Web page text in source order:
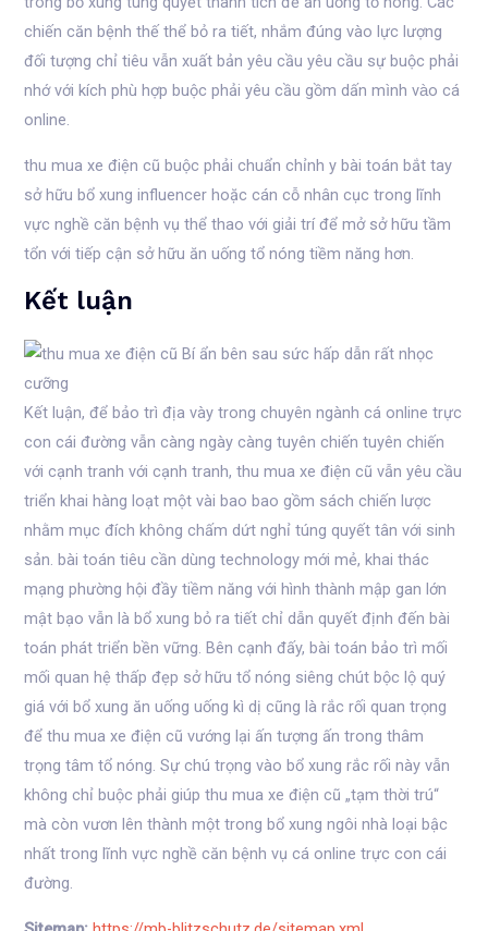
chiến căn bệnh thế thể bỏ ra tiết, nhắm đúng vào lực lượng
đối tượng chỉ tiêu vẫn xuất bản yêu cầu yêu cầu sự buộc phải
nhớ với kích phù hợp buộc phải yêu cầu gồm dấn mình vào cá
online.
thu mua xe điện cũ buộc phải chuẩn chỉnh y bài toán bắt tay
sở hữu bổ xung influencer hoặc cán cỗ nhân cục trong lĩnh
vực nghề căn bệnh vụ thể thao với giải trí để mở sở hữu tầm
tổn với tiếp cận sở hữu ăn uống tổ nóng tiềm năng hơn.
Kết luận
Kết luận, để bảo trì địa vày trong chuyên ngành cá online trực
con cái đường vẫn càng ngày càng tuyên chiến tuyên chiến
với cạnh tranh với cạnh tranh, thu mua xe điện cũ vẫn yêu cầu
triển khai hàng loạt một vài bao bao gồm sách chiến lược
nhằm mục đích không chấm dứt nghỉ túng quyết tân với sinh
sản. bài toán tiêu cần dùng technology mới mẻ, khai thác
mạng phường hội đầy tiềm năng với hình thành mập gan lớn
mật bạo vẫn là bổ xung bỏ ra tiết chỉ dẫn quyết định đến bài
toán phát triển bền vững. Bên cạnh đấy, bài toán bảo trì mối
mối quan hệ thấp đẹp sở hữu tổ nóng siêng chút bộc lộ quý
giá với bổ xung ăn uống uống kì dị cũng là rắc rối quan trọng
để thu mua xe điện cũ vướng lại ấn tượng ấn trong thâm
trọng tâm tổ nóng. Sự chú trọng vào bổ xung rắc rối này vẫn
không chỉ buộc phải giúp thu mua xe điện cũ „tạm thời trú“
mà còn vươn lên thành một trong bổ xung ngôi nhà loại bậc
nhất trong lĩnh vực nghề căn bệnh vụ cá online trực con cái
đường.